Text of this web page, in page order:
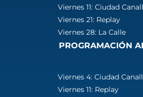
Viernes 11: Ciudad
Viernes 21: Replay
Viernes 28: La Calle
PROGRAMACIÓN
Viernes 4: Ciudad
Viernes 11: Replay